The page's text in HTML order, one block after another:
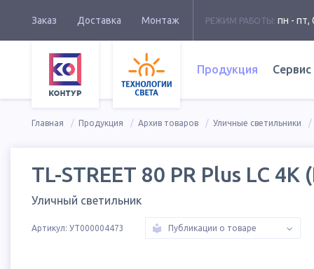
Заказ Доставка Монтаж РЕЖИМ РАБОТЫ: пн - пт,
Продукция Сервис
Главная Продукция Архив товаров Уличные светильники
TL-STREET 80 PR Plus LC
Уличный светильник
Артикул: УТ000004473 Публикации о товаре